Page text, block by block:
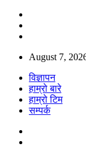
August 7,
विज्ञापन
हाम्रो बारे
हाम्रो टिम
सम्पर्क